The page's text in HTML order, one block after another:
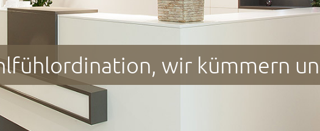
wir nehmen uns zeit für ihre